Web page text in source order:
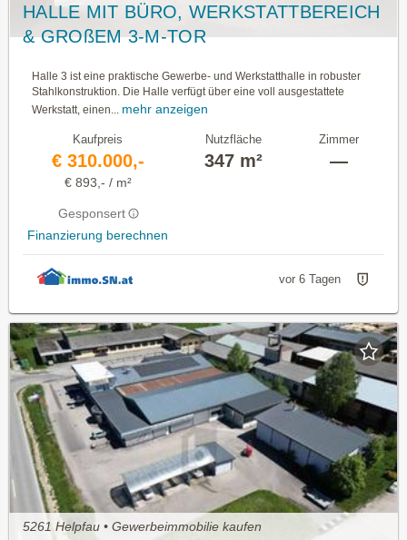
HALLE MIT BÜRO, WERKSTATTBEREICH
& GROßEM 3-M-TOR
Halle 3 ist eine praktische Gewerbe- und Werkstatthalle in robuster
Stahlkonstruktion. Die Halle verfügt über eine voll ausgestattete
Werkstatt, einen... mehr anzeigen
Kaufpreis
€ 310.000,-
€ 893,- / m²
Gesponsert
Finanzierung berechnen
Nutzfläche
347 m²
Zimmer
—
vor 6 Tagen
5261 Helpfau • Gewerbeimmobilie kaufen